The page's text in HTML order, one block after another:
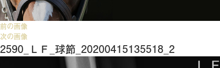
前の画像
次の画像
2590_ＬＦ_球節_20200415135518_2